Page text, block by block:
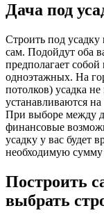
Дача под
Строить под
сам. Подойдут оба
предполагает
одноэтажных. На
потолков) усадка
устанавливаются
При выборе между
финансовые
усадку у вас будет
необходимую сумму
Построить
выбрать